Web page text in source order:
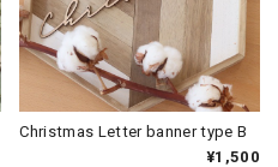
Christmas Letter banner type B
¥1,500